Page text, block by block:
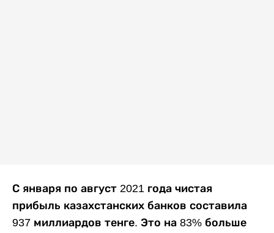
С января по август 2021 года чистая
прибыль казахстанских банков составила
937 миллиардов тенге. Это на 83% больше